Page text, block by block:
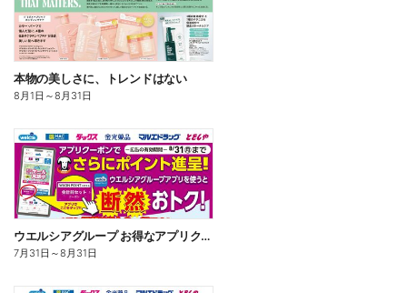
本物の美しさに、トレンドはない
8月1日 ～8月31日
ウエルシアグループ お得なアプリクーポン
7月31日 ～8月31日